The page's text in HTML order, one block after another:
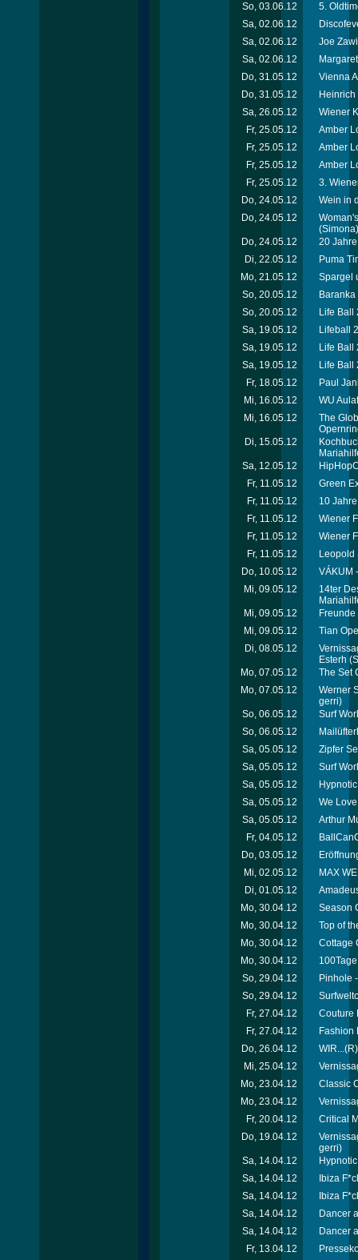
So, 03.06.12
5.
Sa, 02.06.12
Sa, 02.06.12
Joe
Sa, 02.06.12
Do, 31.05.12
Vienna
Do, 31.05.12
Sa, 26.05.12
Wiener
Fr, 25.05.12
Amber
Fr, 25.05.12
Amber
Fr, 25.05.12
Amber
Fr, 25.05.12
3.
Do, 24.05.12
Wein in
Do, 24.05.12
(Simona)
Do, 24.05.12
20
Di, 22.05.12
Puma
Mo, 21.05.12
Spargel
So, 20.05.12
So, 20.05.12
Life Ball
Sa, 19.05.12
Lifeball
Sa, 19.05.12
Life Ball
Sa, 19.05.12
Life Ball
Fr, 18.05.12
Paul
Mi, 16.05.12
WU
Mi, 16.05.12
The
Di, 15.05.12
Sa, 12.05.12
Fr, 11.05.12
Green
Fr, 11.05.12
10
Fr, 11.05.12
Wiener
Fr, 11.05.12
Wiener
Fr, 11.05.12
Leopold
Do, 10.05.12
VÁKUM
Mi, 09.05.12
14ter
Mi, 09.05.12
Mi, 09.05.12
Tian
Di, 08.05.12
Esterh
Mo, 07.05.12
The Set
Mo, 07.05.12
Werner
gerri)
So, 06.05.12
Surf
So, 06.05.12
Sa, 05.05.12
Zipfer
Sa, 05.05.12
Surf
Sa, 05.05.12
Sa, 05.05.12
We
Sa, 05.05.12
Arthur
Fr, 04.05.12
Do, 03.05.12
Mi, 02.05.12
MAX
Di, 01.05.12
Mo, 30.04.12
Season
Mo, 30.04.12
Top of
Mo, 30.04.12
Cottage
Mo, 30.04.12
So, 29.04.12
Pinhole
So, 29.04.12
Fr, 27.04.12
Couture
Fr, 27.04.12
Fashion
Do, 26.04.12
Mi, 25.04.12
Mo, 23.04.12
Classic
Mo, 23.04.12
Fr, 20.04.12
Critical
Do, 19.04.12
gerri)
Sa, 14.04.12
Sa, 14.04.12
Ibiza
Sa, 14.04.12
Ibiza
Sa, 14.04.12
Dancer
Sa, 14.04.12
Dancer
Fr, 13.04.12